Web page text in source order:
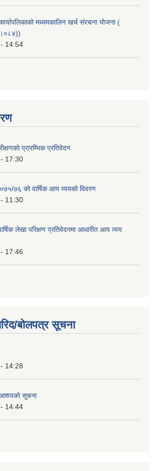
मध्यमकालिन खर्च संरचना योजना (
14:54
प्रारम्भिक प्रतिवेदन
17:30
७६ को वार्षिक आय व्ययको विवरण
11:30
लेखा परिक्षण प्रतिवेदनमा आधारीत आय व्यय
17:46
बोलपत्र सूचना
14:28
आशयको सूचना
14:44